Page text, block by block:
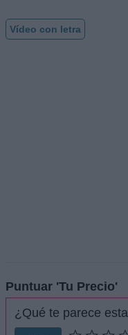
Vídeo con letra
Puntuar 'Tu Precio'
¿Qué te parece